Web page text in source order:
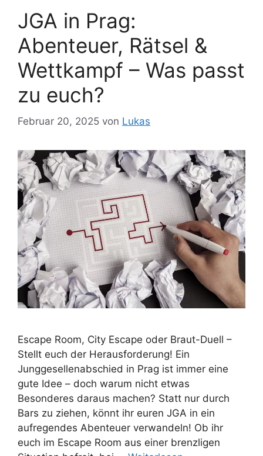
JGA in Prag:
Abenteuer, Rätsel &
Wettkampf – Was passt
zu euch?
Februar 20, 2025 von Lukas
Escape Room, City Escape oder Braut-Duell –
Stellt euch der Herausforderung! Ein
Junggesellenabschied in Prag ist immer eine
gute Idee – doch warum nicht etwas
Besonderes daraus machen? Statt nur durch
Bars zu ziehen, könnt ihr euren JGA in ein
aufregendes Abenteuer verwandeln! Ob ihr
euch im Escape Room aus einer brenzligen